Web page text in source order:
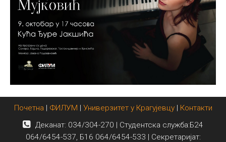
Почетна | ФИЛУМ | Универзитет у Крагујевцу| Контакти
Деканат: 034/304-270 | Студентска служба:Б24
064/6454-537, Б16 064/6454-533 | Секретаријат: